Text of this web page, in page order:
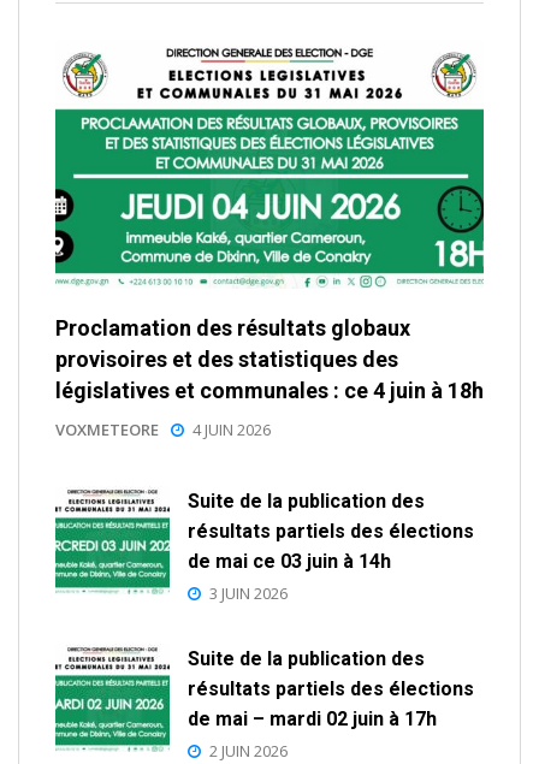
Proclamation des résultats globaux
provisoires et des statistiques des
législatives et communales : ce 4 juin à 18h
VOXMETEORE 4 JUIN 2026
Suite de la publication des
résultats partiels des élections
de mai ce 03 juin à 14h
3 JUIN 2026
Suite de la publication des
résultats partiels des élections
de mai – mardi 02 juin à 17h
2 JUIN 2026